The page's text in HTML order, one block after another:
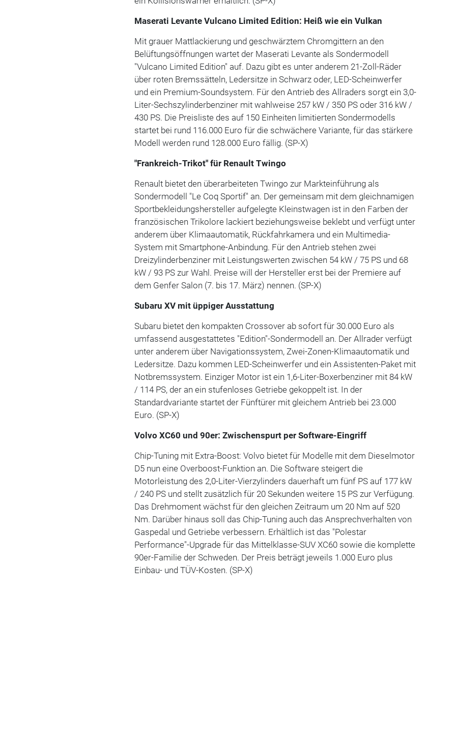
Maserati Levante Vulcano Limited Edition: Heiß wie ein Vulkan
Mit grauer Mattlackierung und geschwärztem Chromgittern an den
Belüftungsöffnungen wartet der Maserati Levante als Sondermodell
"Vulcano Limited Edition" auf. Dazu gibt es unter anderem 21-Zoll-Räder
über roten Bremssätteln, Ledersitze in Schwarz oder, LED-Scheinwerfer
und ein Premium-Soundsystem. Für den Antrieb des Allraders sorgt ein 3,0-
Liter-Sechszylinderbenziner mit wahlweise 257 kW / 350 PS oder 316 kW /
430 PS. Die Preisliste des auf 150 Einheiten limitierten Sondermodells
startet bei rund 116.000 Euro für die schwächere Variante, für das stärkere
Modell werden rund 128.000 Euro fällig. (SP-X)
"Frankreich-Trikot" für Renault Twingo
Renault bietet den überarbeiteten Twingo zur Markteinführung als
Sondermodell "Le Coq Sportif" an. Der gemeinsam mit dem gleichnamigen
Sportbekleidungshersteller aufgelegte Kleinstwagen ist in den Farben der
französischen Trikolore lackiert beziehungsweise beklebt und verfügt unter
anderem über Klimaautomatik, Rückfahrkamera und ein Multimedia-
System mit Smartphone-Anbindung. Für den Antrieb stehen zwei
Dreizylinderbenziner mit Leistungswerten zwischen 54 kW / 75 PS und 68
kW / 93 PS zur Wahl. Preise will der Hersteller erst bei der Premiere auf
dem Genfer Salon (7. bis 17. März) nennen. (SP-X)
Subaru XV mit üppiger Ausstattung
Subaru bietet den kompakten Crossover ab sofort für 30.000 Euro als
umfassend ausgestattetes "Edition"-Sondermodell an. Der Allrader verfügt
unter anderem über Navigationssystem, Zwei-Zonen-Klimaautomatik und
Ledersitze. Dazu kommen LED-Scheinwerfer und ein Assistenten-Paket mit
Notbremssystem. Einziger Motor ist ein 1,6-Liter-Boxerbenziner mit 84 kW
/ 114 PS, der an ein stufenloses Getriebe gekoppelt ist. In der
Standardvariante startet der Fünftürer mit gleichem Antrieb bei 23.000
Euro. (SP-X)
Volvo XC60 und 90er: Zwischenspurt per Software-Eingriff
Chip-Tuning mit Extra-Boost: Volvo bietet für Modelle mit dem Dieselmotor
D5 nun eine Overboost-Funktion an. Die Software steigert die
Motorleistung des 2,0-Liter-Vierzylinders dauerhaft um fünf PS auf 177 kW
/ 240 PS und stellt zusätzlich für 20 Sekunden weitere 15 PS zur Verfügung.
Das Drehmoment wächst für den gleichen Zeitraum um 20 Nm auf 520
Nm. Darüber hinaus soll das Chip-Tuning auch das Ansprechverhalten von
Gaspedal und Getriebe verbessern. Erhältlich ist das "Polestar
Performance"-Upgrade für das Mittelklasse-SUV XC60 sowie die komplette
90er-Familie der Schweden. Der Preis beträgt jeweils 1.000 Euro plus
Einbau- und TÜV-Kosten. (SP-X)